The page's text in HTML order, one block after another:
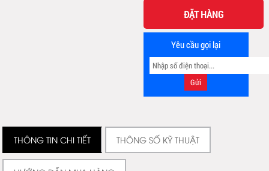
ĐẶT HÀNG
Yêu cầu gọi lại
THÔNG TIN CHI TIẾT THÔNG SỐ KỸ THUẬT